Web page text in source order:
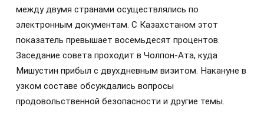
между двумя странами осуществлялись по
электронным документам. С Казахстаном этот
показатель превышает восемьдесят процентов.
Заседание совета проходит в Чолпон-Ата, куда
Мишустин прибыл с двухдневным визитом. Накануне в
узком составе обсуждались вопросы
продовольственной безопасности и другие темы.